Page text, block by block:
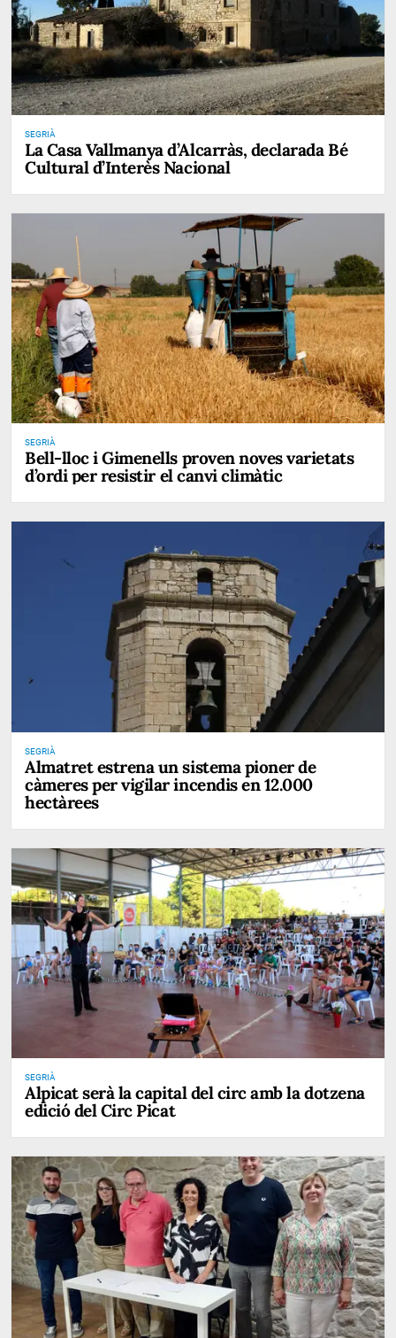
SEGRIÀ
La Casa Vallmanya d’Alcarràs, declarada Bé
Cultural d’Interès Nacional
SEGRIÀ
Bell-lloc i Gimenells proven noves varietats
d’ordi per resistir el canvi climàtic
SEGRIÀ
Almatret estrena un sistema pioner de
càmeres per vigilar incendis en 12.000
hectàrees
SEGRIÀ
Alpicat serà la capital del circ amb la dotzena
edició del Circ Picat